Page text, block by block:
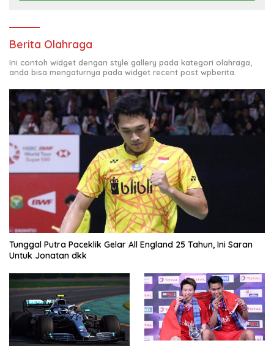
Berita Olahraga
Ini contoh widget dengan style gallery pada kategori olahraga,
anda bisa mengaturnya pada widget recent post wpberita.
Tunggal Putra Paceklik Gelar All England 25 Tahun, Ini Saran
Untuk Jonatan dkk